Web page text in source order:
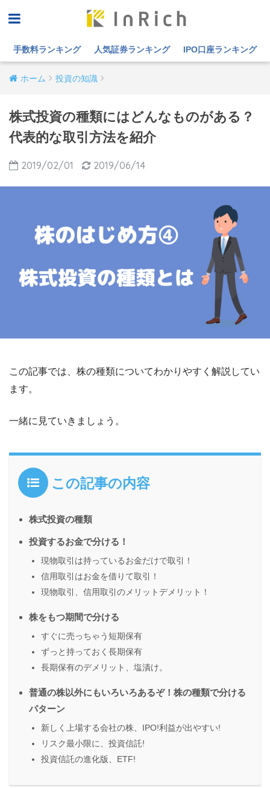
手数料ランキング 人気証券ランキング IPO口座ランキング
ホーム 投資の知識
株式投資の種類にはどんなものがある？
代表的な取引方法を紹介
2019/02/01 2019/06/14
この記事では、株の種類についてわかりやすく解説してい
ます。
一緒に見ていきましょう。
この記事の内容
株式投資の種類
投資するお金で分ける！
現物取引は持っているお金だけで取引！
信用取引はお金を借りて取引！
現物取引、信用取引のメリットデメリット！
株をもつ期間で分ける
すぐに売っちゃう短期保有
ずっと持っておく長期保有
長期保有のデメリット、塩漬け。
普通の株以外にもいろいろあるぞ！株の種類で分ける
パターン
新しく上場する会社の株、IPO!利益が出やすい!
リスク最小限に、投資信託!
投資信託の進化版、ETF!